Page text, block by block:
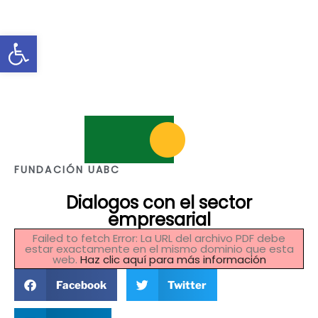
Abrir barra de herramientas
FUNDACIÓN UABC
Dialogos con el sector
empresarial
Failed to fetch Error: La URL del archivo PDF debe
estar exactamente en el mismo dominio que esta
web. Haz clic aquí para más información
Facebook Twitter